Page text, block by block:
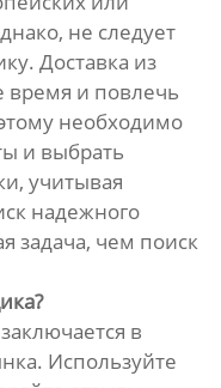
не следует
Доставка из
время и повлечь
необходимо
и выбрать
учитывая
надежного
задача, чем поиск
в
Используйте